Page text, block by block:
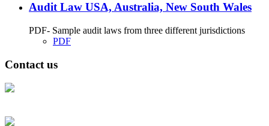
Audit Law USA, Australia, New South Wales
PDF- Sample audit laws from three different jurisdictions
PDF
Contact us